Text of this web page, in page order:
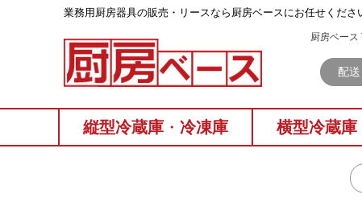
業務⽤厨房器具の販売・リースなら厨房ベースにお任せくださ
厨房ベース
配
縦型冷蔵庫 ・ 冷凍庫 横型冷蔵庫